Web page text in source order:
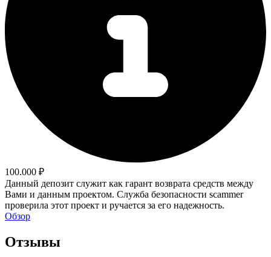
100.000 ₽
Данный депозит служит как гарант возврата средств между
Вами и данным проектом. Служба безопасности scammer
проверила этот проект и ручается за его надежность.
Обзор
Отзывы